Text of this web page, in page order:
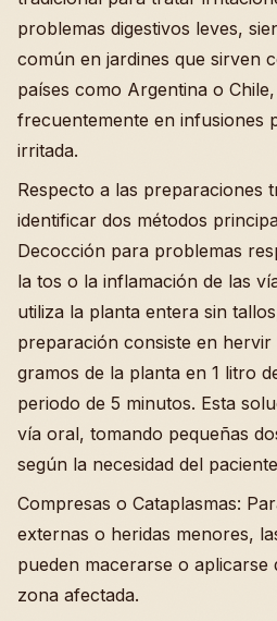
problemas digestivos leves,
común en jardines que sirven
países como Argentina o
frecuentemente en infusiones
irritada.
Respecto a las preparaciones
identificar dos métodos
Decocción para problemas
la tos o la inflamación de las
utiliza la planta entera sin
preparación consiste en hervir
gramos de la planta en 1 litro
periodo de 5 minutos. Esta
vía oral, tomando pequeñas
según la necesidad del
Compresas o Cataplasmas:
externas o heridas menores,
pueden macerarse o aplicarse
zona afectada.